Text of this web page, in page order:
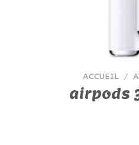
ACCUEIL /
airpods